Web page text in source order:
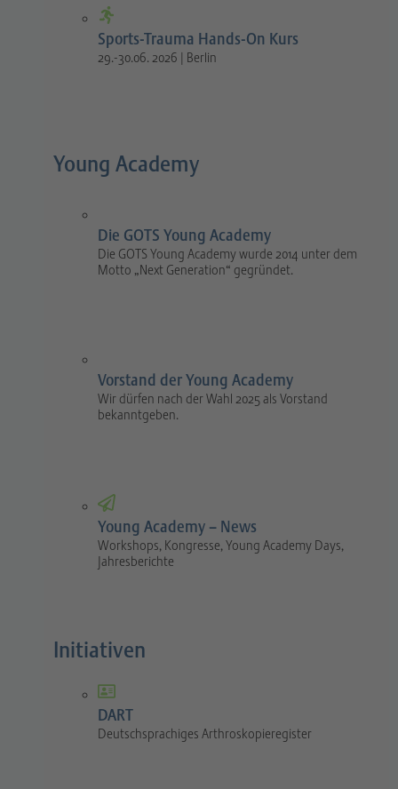
Sports-Trauma Hands-On Kurs
29.-30.06. 2026 | Berlin
Young Academy
Die GOTS Young Academy
Die GOTS Young Academy wurde 2014 unter dem
Motto „Next Generation“ gegründet.
Vorstand der Young Academy
Wir dürfen nach der Wahl 2025 als Vorstand
bekanntgeben.
Young Academy – News
Workshops, Kongresse, Young Academy Days,
Jahresberichte
Initiativen
DART
Deutschsprachiges Arthroskopieregister